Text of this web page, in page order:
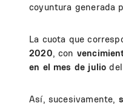
coyuntura generada
La cuota que
2020, con
en el mes de julio
Así, sucesivamente,